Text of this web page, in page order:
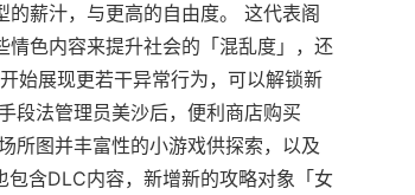
薪汁，与更高的自由度。 这代表阁
色内容来提升社会的「混乱度」，还
始展现更若干异常行为，可以解锁新
段法管理员美沙后，便利商店购买
所图并丰富性的小游戏供探索，以及
含DLC内容，新增新的攻略对象「女